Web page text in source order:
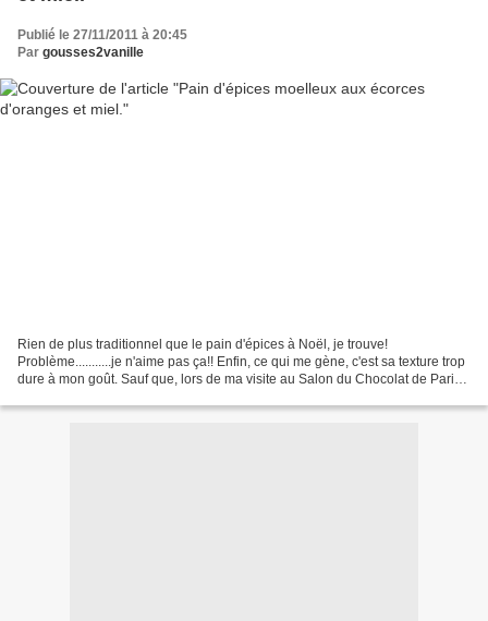
Publié le 27/11/2011 à 20:45
Par gousses2vanille
Rien de plus traditionnel que le pain d'épices à Noël, je trouve!
Problème...........je n'aime pas ça!! Enfin, ce qui me gène, c'est sa texture trop
dure à mon goût. Sauf que, lors de ma visite au Salon du Chocolat de Paris,